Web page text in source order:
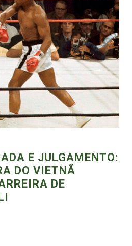
E JULGAMENTO:
DO VIETNÃ
DE